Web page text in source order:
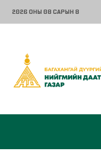
2026 ОНЫ 08 САРЫН 8